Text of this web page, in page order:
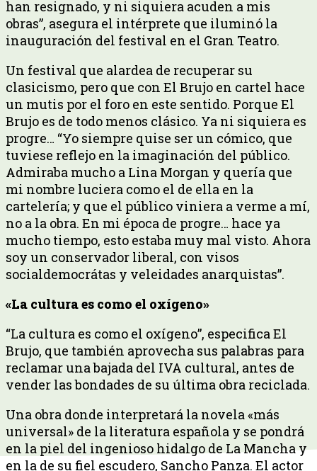
han resignado, y ni siquiera acuden a mis
obras”, asegura el intérprete que iluminó la
inauguración del festival en el Gran Teatro.
Un festival que alardea de recuperar su
clasicismo, pero que con El Brujo en cartel hace
un mutis por el foro en este sentido. Porque El
Brujo es de todo menos clásico. Ya ni siquiera es
progre… “Yo siempre quise ser un cómico, que
tuviese reflejo en la imaginación del público.
Admiraba mucho a Lina Morgan y quería que
mi nombre luciera como el de ella en la
cartelería; y que el público viniera a verme a mí,
no a la obra. En mi época de progre… hace ya
mucho tiempo, esto estaba muy mal visto. Ahora
soy un conservador liberal, con visos
socialdemocrátas y veleidades anarquistas”.
«La cultura es como el oxígeno»
“La cultura es como el oxígeno”, especifica El
Brujo, que también aprovecha sus palabras para
reclamar una bajada del IVA cultural, antes de
vender las bondades de su última obra reciclada.
Una obra donde interpretará la novela «más
universal» de la literatura española y se pondrá
en la piel del ingenioso hidalgo de La Mancha y
en la de su fiel escudero, Sancho Panza. El actor